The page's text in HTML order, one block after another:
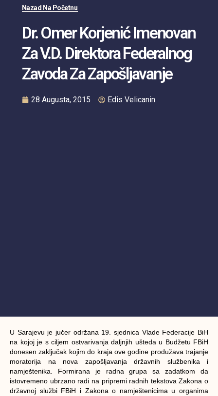
Nazad Na Početnu
Dr. Omer Korjenić Imenovan
Za V.d. Direktora Federalnog
Zavoda Za Zapošljavanje
28 Augusta, 2015 Edis Velicanin
U Sarajevu je jučer održana 19. sjednica Vlade Federacije BiH
na kojoj je s ciljem ostvarivanja daljnjih ušteda u Budžetu FBiH
donesen zaključak kojim do kraja ove godine produžava trajanje
moratorija na nova zapošljavanja državnih službenika i
namještenika. Formirana je radna grupa sa zadatkom da
istovremeno ubrzano radi na pripremi radnih tekstova Zakona o
državnoj službi FBiH i Zakona o namještenicima u organima